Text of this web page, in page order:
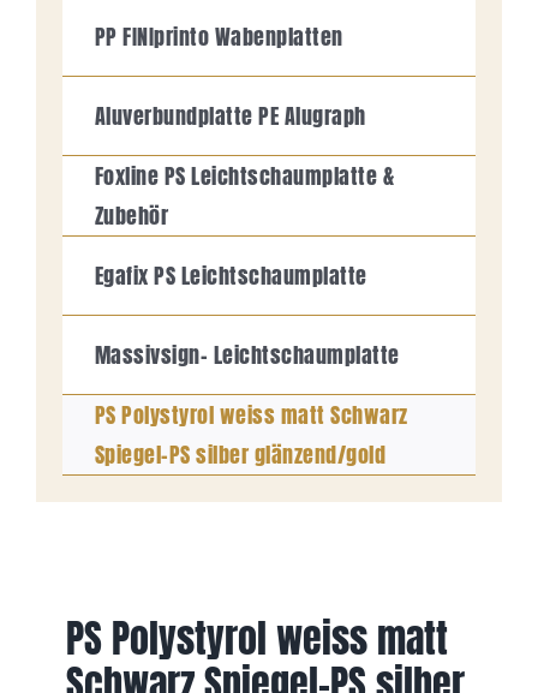
PP FINIprinto Wabenplatten
Aluverbundplatte PE Alugraph
Foxline PS Leichtschaumplatte &
Zubehör
Egafix PS Leichtschaumplatte
Massivsign- Leichtschaumplatte
PS Polystyrol weiss matt Schwarz
Spiegel-PS silber glänzend/gold
PS Polystyrol weiss matt